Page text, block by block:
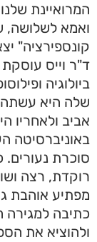
ואמא לשלושה,
קונספירציה"
ד"ר וייס
ביולוגיה
שלה היא עשתה
אביב ולאחריו
באוניברסיטה
סוכרת
רוקדת, רצה
מפתיע אוהבת
כתיבה למגירה
ולהוציא את